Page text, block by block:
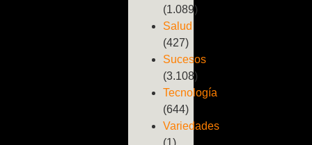
(1.089)
Salud
(427)
Sucesos
(3.108)
Tecnología
(644)
Variedades
(1)